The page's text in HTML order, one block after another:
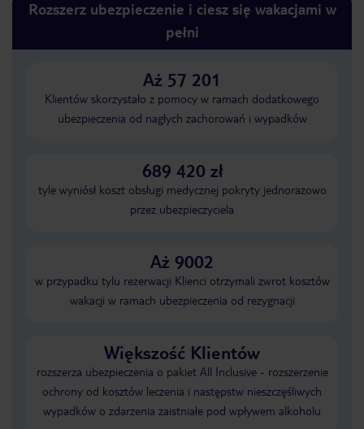
Rozszerz ubezpieczenie i ciesz się wakacjami w
pełni
Aż 57 201
Klientów skorzystało z pomocy w ramach dodatkowego
ubezpieczenia od nagłych zachorowań i wypadków
689 420 zł
tyle wyniósł koszt obsługi medycznej pokryty jednorazowo
przez ubezpieczyciela
Aż 9002
w przypadku tylu rezerwacji Klienci otrzymali zwrot kosztów
wakacji w ramach ubezpieczenia od rezygnacji
Większość Klientów
rozszerza ubezpieczenia o pakiet All Inclusive - rozszerzenie
ochrony od kosztów leczenia i następstw nieszczęśliwych
wypadków o zdarzenia zaistniałe pod wpływem alkoholu